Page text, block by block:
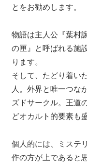
とをお勧めします。
物語は主人公『葉村
の匣』と呼ばれる施
ります。
そして、たどり着い
人。外界と唯一つな
ズドサークル。王道
どオカルト的要素も
個人的には、ミステ
作の方が上であると